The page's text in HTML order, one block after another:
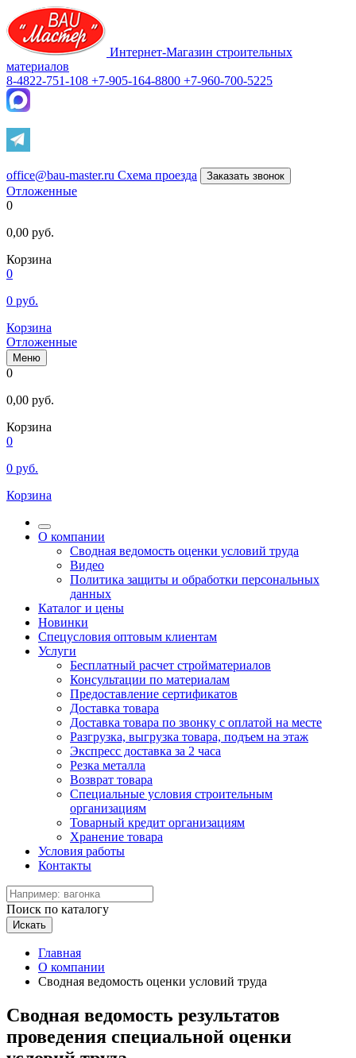
Интернет-Магазин строительных
материалов
8-4822-751-108 +7-905-164-8800 +7-960-700-5225
office@bau-master.ru Схема проезда Заказать звонок
Отложенные
0
0,00 руб.
Корзина
0
0 руб.
Корзина
Отложенные
Меню
0
0,00 руб.
Корзина
0
0 руб.
Корзина
О компании
Сводная ведомость оценки условий труда
Видео
Политика защиты и обработки персональных
данных
Каталог и цены
Новинки
Спецусловия оптовым клиентам
Услуги
Бесплатный расчет стройматериалов
Консультации по материалам
Предоставление сертификатов
Доставка товара
Доставка товара по звонку с оплатой на месте
Разгрузка, выгрузка товара, подъем на этаж
Экспресс доставка за 2 часа
Резка металла
Возврат товара
Специальные условия строительным
организациям
Товарный кредит организациям
Хранение товара
Условия работы
Контакты
Поиск по каталогу
Искать
Главная
О компании
Сводная ведомость оценки условий труда
Сводная ведомость результатов
проведения специальной оценки